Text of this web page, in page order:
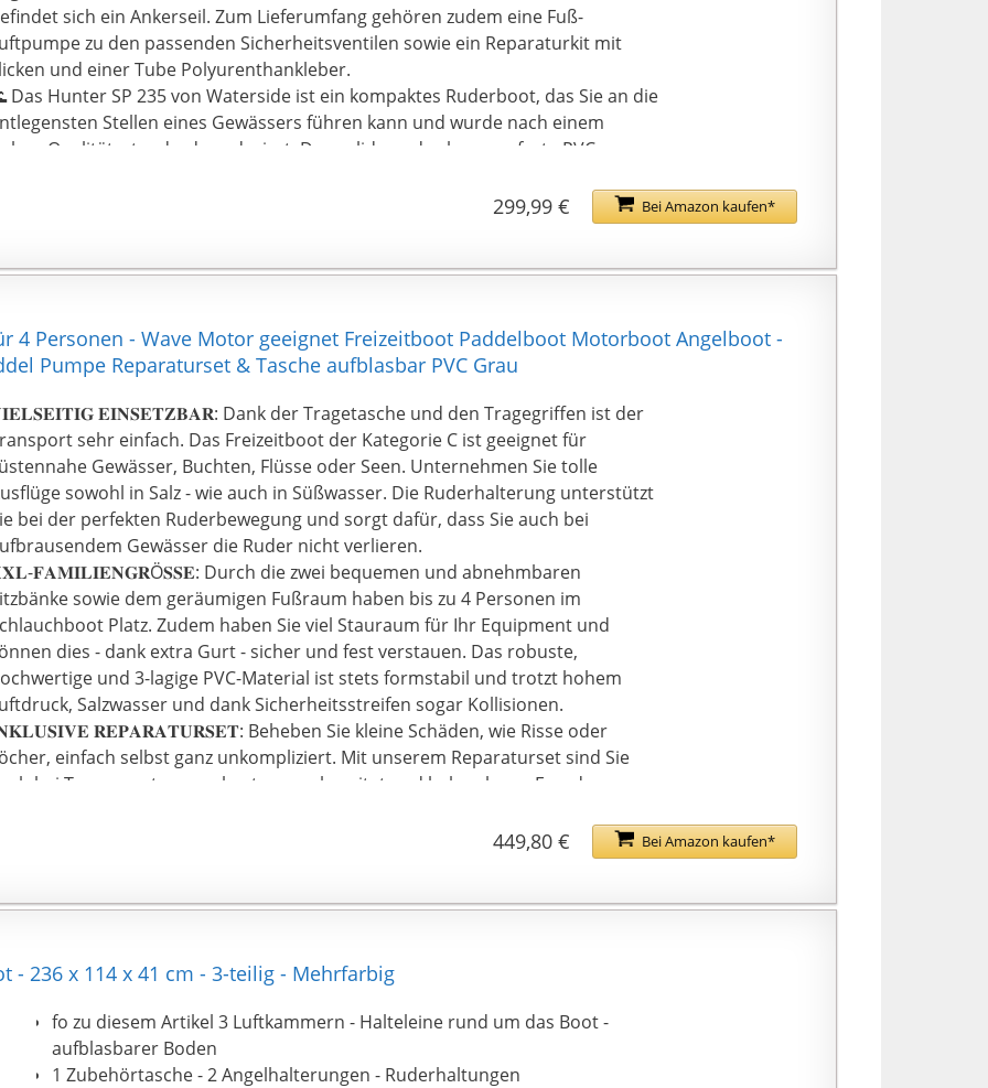
sich ein Ankerseil. Zum Lieferumfang gehören zudem eine Fuß-
zu den passenden Sicherheitsventilen sowie ein Reparaturkit mit
und einer Tube Polyurenthankleber.
Das Hunter SP 235 von Waterside ist ein kompaktes Ruderboot, das Sie an die
Stellen eines Gewässers führen kann und wurde nach einem
Qualitätsstandard produziert. Das solide und salzwasserfeste PVC
bei hinderlichen oder pflanzenreichen Gewässern. Seine
zwei Personen auf Sitzbänken platz, die auch abgenommen werde können.
Hergestellt aus 0,9mm starkem PVC Gewebe | Zwei abnehmbare Sitzbänke |
zwei getrennten Kammern | Maximale Tragkraft: 210kg | Benutzbar bis 2+1
| Vier Stabile Bodenplatten | Optionale Motorhalterung erhältlich |
Paddelhalter | Inkl. zwei Aluminiumpaddel | Sicherheitsventile | Inkl.
| Inkl. Reparaturkit
Bei Amazon kaufen*
299,99 €
4 Personen - Wave Motor geeignet Freizeitboot Paddelboot Motorboot Angelboot -
Pumpe Reparaturset & Tasche aufblasbar PVC Grau
𝐄𝐈𝐍𝐒𝐄𝐓𝐙𝐁𝐀𝐑: Dank der Tragetasche und den Tragegriffen ist der
sehr einfach. Das Freizeitboot der Kategorie C ist geeignet für
Gewässer, Buchten, Flüsse oder Seen. Unternehmen Sie tolle
sowohl in Salz - wie auch in Süßwasser. Die Ruderhalterung unterstützt
bei der perfekten Ruderbewegung und sorgt dafür, dass Sie auch bei
Gewässer die Ruder nicht verlieren.
𝐅𝐀𝐌𝐈𝐋𝐈𝐄𝐍𝐆𝐑Ö𝐒𝐒𝐄: Durch die zwei bequemen und abnehmbaren
sowie dem geräumigen Fußraum haben bis zu 4 Personen im
Platz. Zudem haben Sie viel Stauraum für Ihr Equipment und
dies - dank extra Gurt - sicher und fest verstauen. Das robuste,
und 3-lagige PVC-Material ist stets formstabil und trotzt hohem
Salzwasser und dank Sicherheitsstreifen sogar Kollisionen.
𝐑𝐄𝐏𝐀𝐑𝐀𝐓𝐔𝐑𝐒𝐄𝐓: Beheben Sie kleine Schäden, wie Risse oder
einfach selbst ganz unkompliziert. Mit unserem Reparaturset sind Sie
auch bei Touren unterwegs bestens vorbereitet und haben lange Freude an
bis zu 2 Metern - sicher und komfortabel können Sie sich in das Abenteuer
können Sie die vier Luftkammern sehr schnell und leicht mit Luft
befestigen Sie die Sitzbänke sowie die Paddel und legen Sie los. Eine
um die Welt sicher und entspannt aus anderen Perspektiven erkunden zu
können.
𝐌𝐎𝐓𝐎𝐑 𝐔𝐍𝐃 𝐙𝐔𝐁𝐄𝐇Ö𝐑: Für mehr Beschleunigung können Sie Ihr aufblasbares
Bei Amazon kaufen*
449,80 €
- 236 x 114 x 41 cm - 3-teilig - Mehrfarbig
fo zu diesem Artikel 3 Luftkammern - Halteleine rund um das Boot -
aufblasbarer Boden
1 Zubehörtasche - 2 Angelhalterungen - Ruderhaltungen